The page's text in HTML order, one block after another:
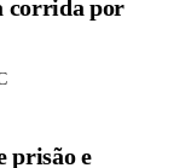
prisão e